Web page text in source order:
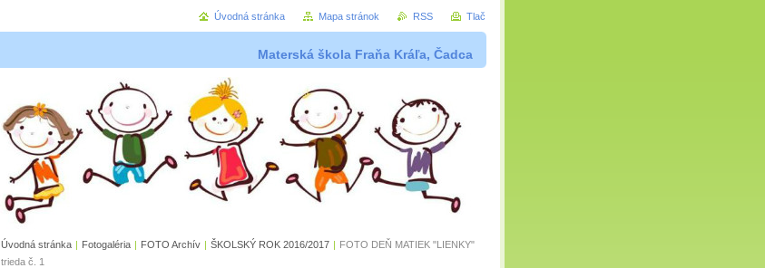
Materská škola Fraňa Kráľa, Čadca
Úvodná stránka | Fotogaléria | FOTO Archív | ŠKOLSKÝ ROK 2016/2017 | FOTO DEŇ MATIEK "LIENKY"
trieda č. 1
Úvodná stránka Mapa stránok RSS Tlač